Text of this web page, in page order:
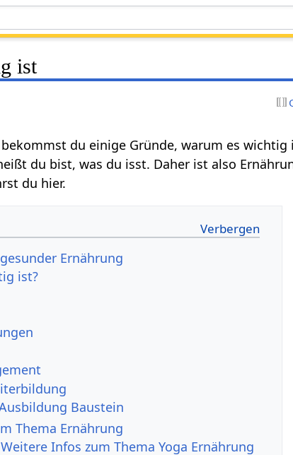
ist
du einige Gründe, warum es wichtig
du bist, was du isst. Daher ist also
du hier.
Ernährung
ist?
Baustein
Thema Ernährung
Infos zum Thema Yoga Ernährung